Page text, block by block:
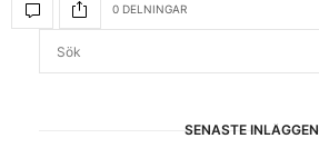
0 DELNINGAR
SENASTE INLÄGGEN